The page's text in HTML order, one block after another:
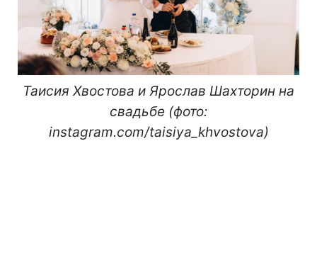
Таисия Хвостова и Ярослав Шахторин на
свадьбе (фото:
instagram.com/taisiya_khvostova)